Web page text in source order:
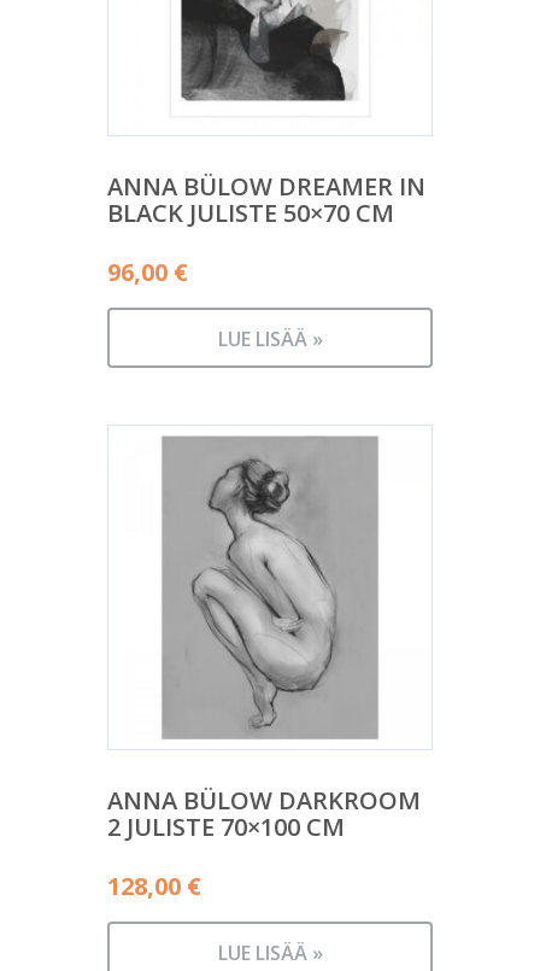
ANNA BÜLOW DREAMER IN
BLACK JULISTE 50×70 CM
96,00 €
LUE LISÄÄ »
ANNA BÜLOW DARKROOM
2 JULISTE 70×100 CM
128,00 €
LUE LISÄÄ »